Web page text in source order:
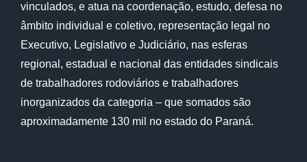
vinculados, e atua na coordenação, estudo, defesa no
âmbito individual e coletivo, representação legal no
Executivo, Legislativo e Judiciário, nas esferas
regional, estadual e nacional das entidades sindicais
de trabalhadores rodoviários e trabalhadores
inorganizados da categoria – que somados são
aproximadamente 130 mil no estado do Paraná.